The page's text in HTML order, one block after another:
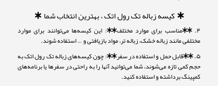
* کیسه زباله تک رول اتک ، بهترین انتخاب شما *
۴. **مناسب برای موارد مختلف**: این کیسه‌ها می‌توانند برای موارد
مختلفی مانند زباله خشک، زباله تر، مواد بازیافتی و … استفاده شوند.
۵. **قابل حمل و استفاده در سفر**: چون کیسه‌های زباله تک رول اتک به
حجم کمی تازه می‌شوند، شما می‌توانید آنها را به راحتی در سفرها یا برنامه‌های
کمپینگ برداشته و استفاده کنید.